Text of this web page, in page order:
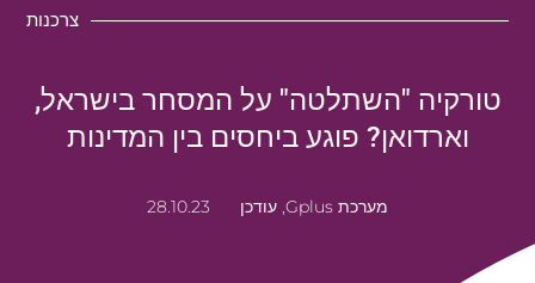
צרכנות
טורקיה "השתלטה" על המסחר בישראל,
וארדואן? פוגע ביחסים בין המדינות
מערכת Gplus, עודכן 28.10.23